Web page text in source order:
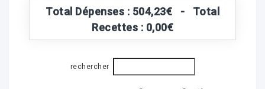
Total Dépenses : 504,23€ - Total
Recettes : 0,00€
rechercher